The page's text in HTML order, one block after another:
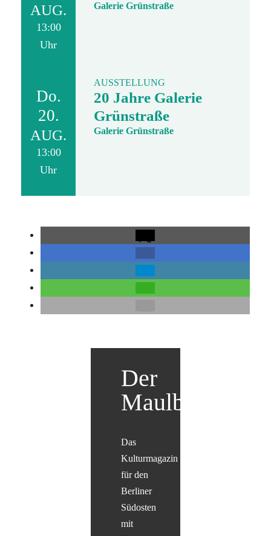
AUG.
13:00
Uhr
Galerie Grünstraße
Do.
20.
AUG.
13:00
Uhr
AUSSTELLUNG
20 Jahre Galerie
Grünstraße
Galerie Grünstraße
Der
Maulbär
Das
Kulturmagazin
für den
Berliner
Südosten
mit